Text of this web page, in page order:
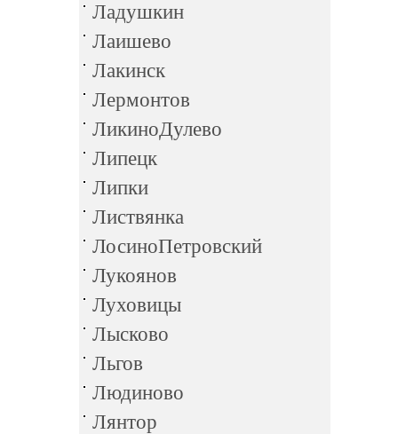
Ладушкин
Лаишево
Лакинск
Лермонтов
ЛикиноДулево
Липецк
Липки
Листвянка
ЛосиноПетровский
Лукоянов
Луховицы
Лысково
Льгов
Людиново
Лянтор